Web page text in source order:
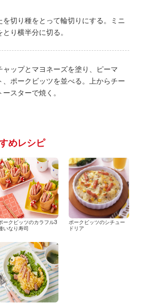
を切り種をとって輪切りにする。ミニ
とり横半分に切る。
ャップとマヨネーズを塗り、ピーマ
、ポークビッツを並べる。上からチー
スターで焼く。
めレシピ
ークビッツのカラフル3
いなり寿司
ポークビッツのシチュー
ドリア